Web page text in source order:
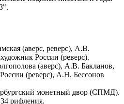
(аверс, реверс), А.В.
России (реверс).
(аверс), А.В. Бакланов,
(реверс), А.Н. Бессонов
монетный двор (СПМД).
рифления.